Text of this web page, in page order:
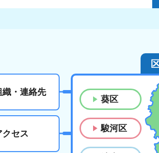
織・連絡先
クセス
葵区
駿河区